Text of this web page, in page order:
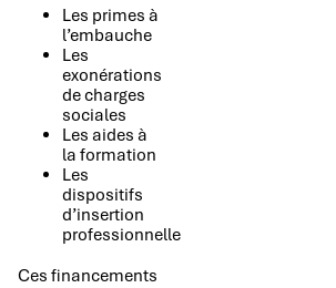
Les primes à
l’embauche
Les
exonérations
de charges
sociales
Les aides à
la formation
Les
dispositifs
d’insertion
professionnelle
Ces financements